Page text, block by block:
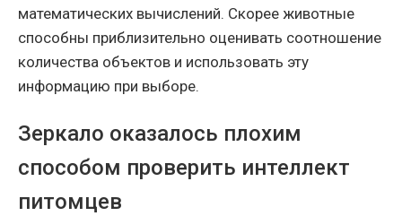
математических вычислений. Скорее животные
способны приблизительно оценивать соотношение
количества объектов и использовать эту
информацию при выборе.
Зеркало оказалось плохим
способом проверить интеллект
питомцев